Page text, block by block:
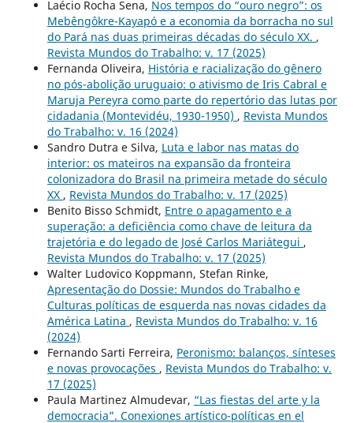
Laécio Rocha Sena, Nos tempos do “ouro negro”: os
Mebêngôkre-Kayapó e a economia da borracha no sul
do Pará nas duas primeiras décadas do século XX. ,
Revista Mundos do Trabalho: v. 17 (2025)
Fernanda Oliveira, História e racialização do gênero
no pós-abolição uruguaio: o ativismo de Iris Cabral e
Maruja Pereyra como parte do repertório das lutas por
cidadania (Montevidéu, 1930-1950) , Revista Mundos
do Trabalho: v. 16 (2024)
Sandro Dutra e Silva, Luta e labor nas matas do
interior: os mateiros na expansão da fronteira
colonizadora do Brasil na primeira metade do século
XX , Revista Mundos do Trabalho: v. 17 (2025)
Benito Bisso Schmidt, Entre o apagamento e a
superação: a deficiência como chave de leitura da
trajetória e do legado de José Carlos Mariátegui ,
Revista Mundos do Trabalho: v. 17 (2025)
Walter Ludovico Koppmann, Stefan Rinke,
Apresentação do Dossie: Mundos do Trabalho e
Culturas políticas de esquerda nas novas cidades da
América Latina , Revista Mundos do Trabalho: v. 16
(2024)
Fernando Sarti Ferreira, Peronismo: balanços, sínteses
e novas provocações , Revista Mundos do Trabalho: v.
17 (2025)
Paula Martinez Almudevar, “Las fiestas del arte y la
democracia”. Conexiones artístico-políticas en el